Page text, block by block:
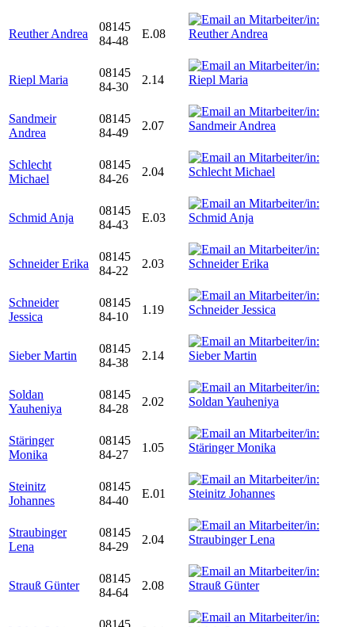
Reuther Andrea
08145
84-48
E.08
Riepl Maria
08145
84-30
2.14
Sandmeir
Andrea
08145
84-49
2.07
Schlecht
Michael
08145
84-26
2.04
Schmid Anja
08145
84-43
E.03
Schneider Erika
08145
84-22
2.03
Schneider
Jessica
08145
84-10
1.19
Sieber Martin
08145
84-38
2.14
Soldan
Yauheniya
08145
84-28
2.02
Stäringer
Monika
08145
84-27
1.05
Steinitz
Johannes
08145
84-40
E.01
Straubinger
Lena
08145
84-29
2.04
Strauß Günter
08145
84-64
2.08